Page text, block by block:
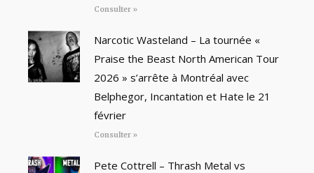
Consulter »
Narcotic Wasteland – La tournée «
Praise the Beast North American Tour
2026 » s’arrête à Montréal avec
Belphegor, Incantation et Hate le 21
février
Consulter »
Pete Cottrell – Thrash Metal vs